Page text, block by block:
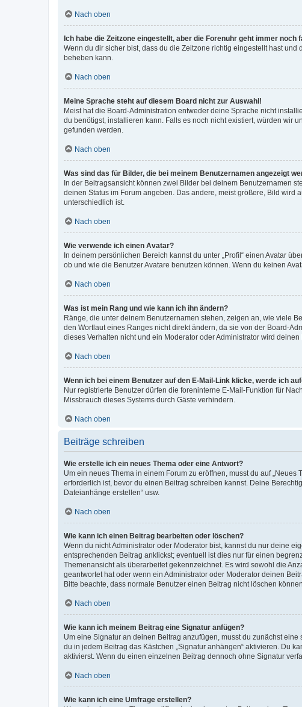
Nach oben
Ich habe die Zeitzone eingestellt, aber die Forenuhr geht immer noch
Wenn du dir sicher bist, dass du die Zeitzone richtig eingestellt hast
beheben kann.
Nach oben
Meine Sprache steht auf diesem Board nicht zur Auswahl!
Meist hat die Board-Administration entweder deine Sprache nicht
du benötigst, installieren kann. Falls es noch nicht existiert, würden wir
gefunden werden.
Nach oben
Was sind das für Bilder, die bei meinem Benutzernamen angezeigt
In der Beitragsansicht können zwei Bilder bei deinem Benutzernamen
deinen Status im Forum angeben. Das andere, meist größere, Bild wird
unterschiedlich ist.
Nach oben
Wie verwende ich einen Avatar?
In deinem persönlichen Bereich kannst du unter „Profil“ einen Avatar
ob und wie die Benutzer Avatare benutzen können. Wenn du keinen
Nach oben
Was ist mein Rang und wie kann ich ihn ändern?
Ränge, die unter deinem Benutzernamen stehen, zeigen an, wie viele
den Wortlaut eines Ranges nicht direkt ändern, da sie von der Board-
dieses Verhalten nicht und ein Moderator oder Administrator wird
Nach oben
Wenn ich bei einem Benutzer auf den E-Mail-Link klicke, werde ich
Nur registrierte Benutzer dürfen die foreninterne E-Mail-Funktion für
Missbrauch dieses Systems durch Gäste verhindern.
Nach oben
Beiträge schreiben
Wie erstelle ich ein neues Thema oder eine Antwort?
Um ein neues Thema in einem Forum zu eröffnen, musst du auf
erforderlich ist, bevor du einen Beitrag schreiben kannst. Deine
Dateianhänge erstellen“ usw.
Nach oben
Wie kann ich einen Beitrag bearbeiten oder löschen?
Wenn du nicht Administrator oder Moderator bist, kannst du nur deine
entsprechenden Beitrag anklickst; eventuell ist dies nur für einen
Themenansicht als überarbeitet gekennzeichnet. Es wird sowohl die
geantwortet hat oder wenn ein Administrator oder Moderator deinen
Bitte beachte, dass normale Benutzer einen Beitrag nicht löschen
Nach oben
Wie kann ich meinem Beitrag eine Signatur anfügen?
Um eine Signatur an deinen Beitrag anzufügen, musst du zunächst
du in jedem Beitrag das Kästchen „Signatur anhängen“ aktivieren. Du
aktivierst. Wenn du einen einzelnen Beitrag dennoch ohne Signatur
Nach oben
Wie kann ich eine Umfrage erstellen?